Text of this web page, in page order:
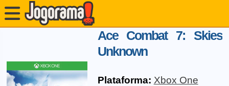
Ace Combat 7: Skies
Unknown
Plataforma: Xbox One